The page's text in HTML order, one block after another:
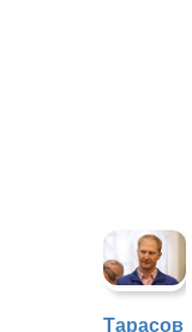
Тарасов